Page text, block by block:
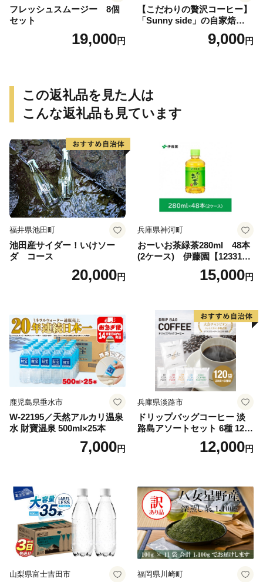
フレッシュスムージー 8個
セット
19,000円
【こだわりの贅沢コーヒー】
「Sunny side」の自家焙煎珈
琲ブレンド珈琲飲み比べセッ
9,000円
この返礼品を見た人は
こんな返礼品も見ています
福井県池田町
池田産サイダー！いけソー
ダ コース
20,000円
兵庫県神河町
おーいお茶緑茶280ml 48本
(2ケース) 伊藤園【123317
15,000円
鹿児島県垂水市
W-22195／天然アルカリ温泉
水 財寶温泉 500ml×25本
7,000円
兵庫県淡路市
ドリップバッグコーヒー 淡
路島アソートセット 6種 120
袋 飲み比べ コーヒー
12,000円
山梨県富士吉田市 福岡県川崎町